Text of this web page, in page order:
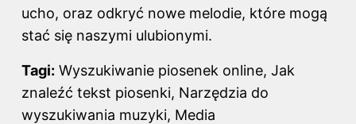
ucho, oraz odkryć nowe melodie, które mogą
stać się naszymi ulubionymi.
Tagi: Wyszukiwanie piosenek online, Jak
znaleźć tekst piosenki, Narzędzia do
wyszukiwania muzyki, Media